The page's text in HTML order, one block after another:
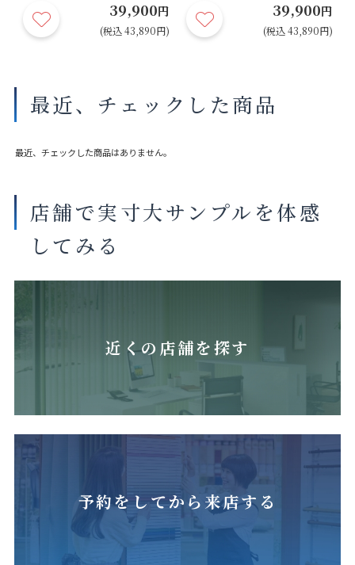
39,900円
(税込 43,890円)
39,900円
(税込 43,890円)
最近、チェックした商品
最近、チェックした商品はありません。
店舗で実寸大サンプルを体感
してみる
近くの店舗を探す
予約をしてから来店する